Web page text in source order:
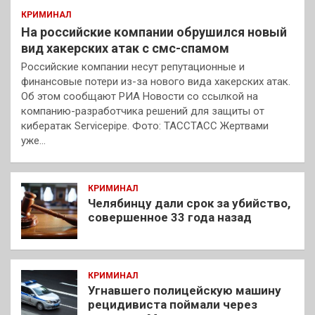
КРИМИНАЛ
На российские компании обрушился новый
вид хакерских атак с смс-спамом
Российские компании несут репутационные и
финансовые потери из-за нового вида хакерских атак.
Об этом сообщают РИА Новости со ссылкой на
компанию-разработчика решений для защиты от
кибератак Servicepipe. Фото: ТАССТАСС Жертвами
уже…
КРИМИНАЛ
Челябинцу дали срок за убийство,
совершенное 33 года назад
КРИМИНАЛ
Угнавшего полицейскую машину
рецидивиста поймали через